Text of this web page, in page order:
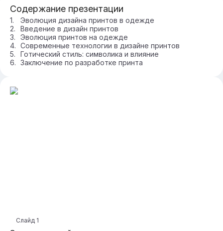
Содержание презентации
Эволюция дизайна принтов в одежде
Введение в дизайн принтов
Эволюция принтов на одежде
Современные технологии в дизайне принтов
Готический стиль: символика и влияние
Заключение по разработке принта
Слайд 1